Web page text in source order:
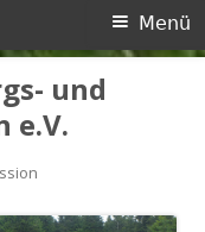
und
e.V.
Menü